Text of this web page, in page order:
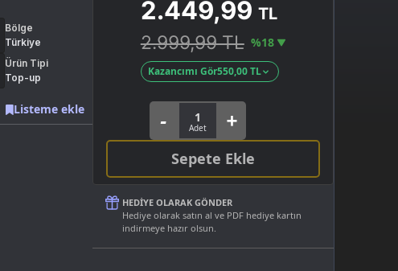
Bölge
Türkiye
Ürün Tipi
Top-up
Listeme ekle
2.449,99 TL
2.999,99 TL %18
Kazancımı Gör550,00 TL
Sepete Ekle
HEDIYE OLARAK GÖNDER
Hediye olarak satın al ve PDF hediye kartın
indirmeye hazır olsun.